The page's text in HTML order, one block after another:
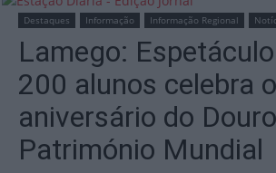
Destaques Informação Informação Regional
Lamego:
200 alunos celebra o
aniversário do Douro
Património Mundial